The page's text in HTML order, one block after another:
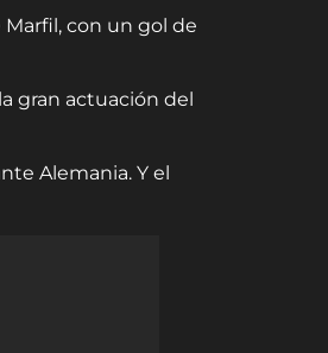
con un gol de
gran actuación del
Alemania. Y el